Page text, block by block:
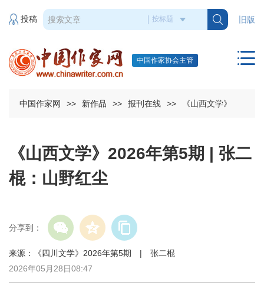
旧版
投稿
中国作家协会主管
中国作家网 >> 新作品 >> 报刊在线 >> 《山西文学》
《山西文学》2026年第5期 | 张二
棍：山野红尘
分享到：
来源：《四川文学》2026年第5期 | 张二棍
2026年05月28日08:47